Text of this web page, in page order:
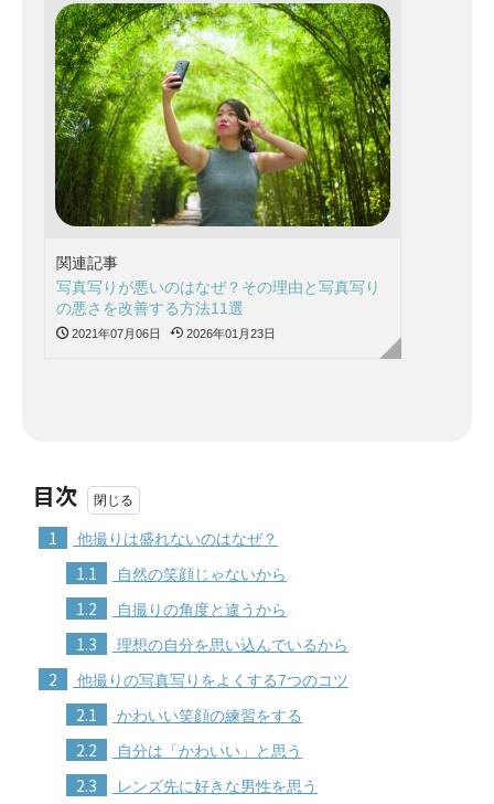
関連記事
写真写りが悪いのはなぜ？その理由と写真写り
の悪さを改善する方法11選
2021年07月06日 2026年01月23日
目次
1 他撮りは盛れないのはなぜ？
1.1 自然の笑顔じゃないから
1.2 自撮りの角度と違うから
1.3 理想の自分を思い込んでいるから
2 他撮りの写真写りをよくする7つのコツ
2.1 かわいい笑顔の練習をする
2.2 自分は「かわいい」と思う
2.3 レンズ先に好きな男性を思う